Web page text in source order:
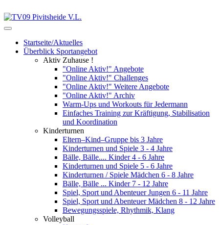
Startseite/Aktuelles
Überblick Sportangebot
Aktiv Zuhause !
"Online Aktiv!" Angebote
"Online Aktiv!" Challenges
"Online Aktiv!" Weitere Angebote
"Online Aktiv!" Archiv
Warm-Ups und Workouts für Jedermann
Einfaches Training zur Kräftigung, Stabilisation
und Koordination
Kinderturnen
Eltern–Kind–Gruppe bis 3 Jahre
Kinderturnen und Spiele 3 - 4 Jahre
Bälle, Bälle.... Kinder 4 - 6 Jahre
Kinderturnen und Spiele 5 - 6 Jahre
Kinderturnen / Spiele Mädchen 6 - 8 Jahre
Bälle, Bälle ... Kinder 7 - 12 Jahre
Spiel, Sport und Abenteuer Jungen 6 - 11 Jahre
Spiel, Sport und Abenteuer Mädchen 8 - 12 Jahre
Bewegungsspiele, Rhythmik, Klang
Volleyball